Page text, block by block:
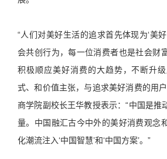
“人们对美好生活的追求首先体现为‘美
会共创行为，每一位消费者也是社会财
积极顺应美好消费的大趋势，不断升
式、和价值主张，与追求美好消费的用
商学院副校长王华教授表示：“中国是推
量。中国融汇古今中外的美好消费观念
化潮流注入‘中国智慧’和‘中国方案’。”